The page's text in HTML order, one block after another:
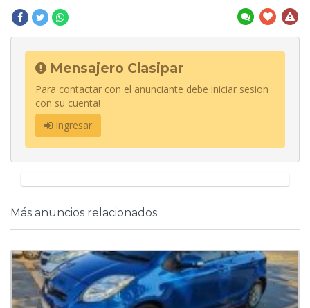
Mensajero Clasipar
Para contactar con el anunciante debe iniciar sesion
con su cuenta!
Ingresar
Más anuncios relacionados